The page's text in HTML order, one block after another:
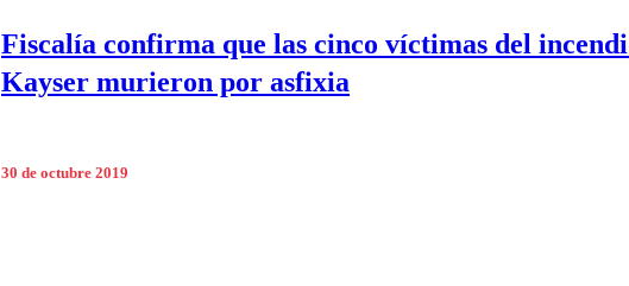
Fiscalía confirma que las cinco víctimas del
Kayser murieron por asfixia
30 de octubre 2019